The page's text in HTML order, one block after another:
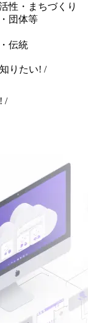
性・まちづくり
団体等
伝統
りたい! /
/